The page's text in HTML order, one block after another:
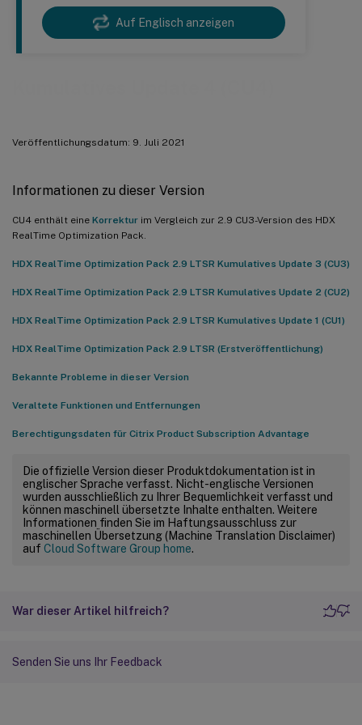
Auf Englisch anzeigen
Veröffentlichungsdatum: 9. Juli 2021
Informationen zu dieser Version
CU4 enthält eine Korrektur im Vergleich zur 2.9 CU3-Version des HDX
RealTime Optimization Pack.
HDX RealTime Optimization Pack 2.9 LTSR Kumulatives Update 3 (CU3)
HDX RealTime Optimization Pack 2.9 LTSR Kumulatives Update 2 (CU2)
HDX RealTime Optimization Pack 2.9 LTSR Kumulatives Update 1 (CU1)
HDX RealTime Optimization Pack 2.9 LTSR (Erstveröffentlichung)
Bekannte Probleme in dieser Version
Veraltete Funktionen und Entfernungen
Berechtigungsdaten für Citrix Product Subscription Advantage
Die offizielle Version dieser Produktdokumentation ist in
englischer Sprache verfasst. Nicht-englische Versionen
wurden ausschließlich zu Ihrer Bequemlichkeit verfasst und
können maschinell übersetzte Inhalte enthalten. Weitere
Informationen finden Sie im Haftungsausschluss zur
maschinellen Übersetzung (Machine Translation Disclaimer)
auf Cloud Software Group home.
War dieser Artikel hilfreich?
Senden Sie uns Ihr Feedback